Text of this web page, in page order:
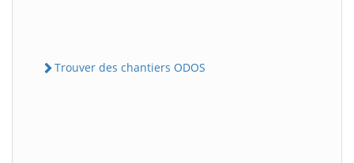
Trouver des chantiers ODOS